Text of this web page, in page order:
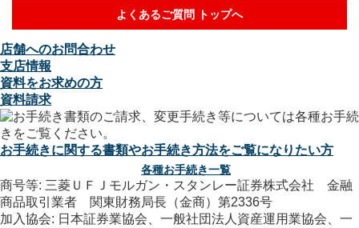
よくあるご質問 トップへ
店舗へのお問合わせ
支店情報
資料をお求めの方
資料請求
お手続きに関する書類やお手続き方法をご覧になりたい方
各種お手続き一覧
商号等: 三菱ＵＦＪモルガン・スタンレー証券株式会社 金融
商品取引業者 関東財務局長（金商）第2336号
加入協会: 日本証券業協会、一般社団法人資産運用業協会、一